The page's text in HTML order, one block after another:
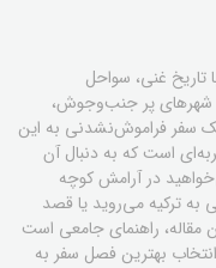
تاریخ غنی، سواحل
و شهرهای پر جنب‌وجوش،
سفر فراموش‌نشدنی به این
است که به دنبال آن
در آرامش کوچه
به ترکیه می‌روید یا قصد
مقاله، راهنمای جامعی است
بهترین فصل سفر به